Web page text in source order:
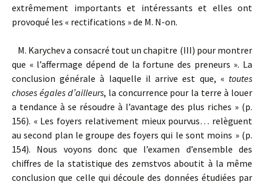
extrêmement importants et intéressants et elles ont
provoqué les « rectifications » de M. N-on.
M. Karychev a consacré tout un chapitre (III) pour montrer
que « l’affermage dépend de la fortune des preneurs ». La
conclusion générale à laquelle il arrive est que, « toutes
choses égales d’ailleurs, la concurrence pour la terre à louer
a tendance à se résoudre à l’avantage des plus riches » (p.
156). « Les foyers relativement mieux pourvus… relèguent
au second plan le groupe des foyers qui le sont moins » (p.
154). Nous voyons donc que l’examen d’ensemble des
chiffres de la statistique des zemstvos aboutit à la même
conclusion que celle qui découle des données étudiées par